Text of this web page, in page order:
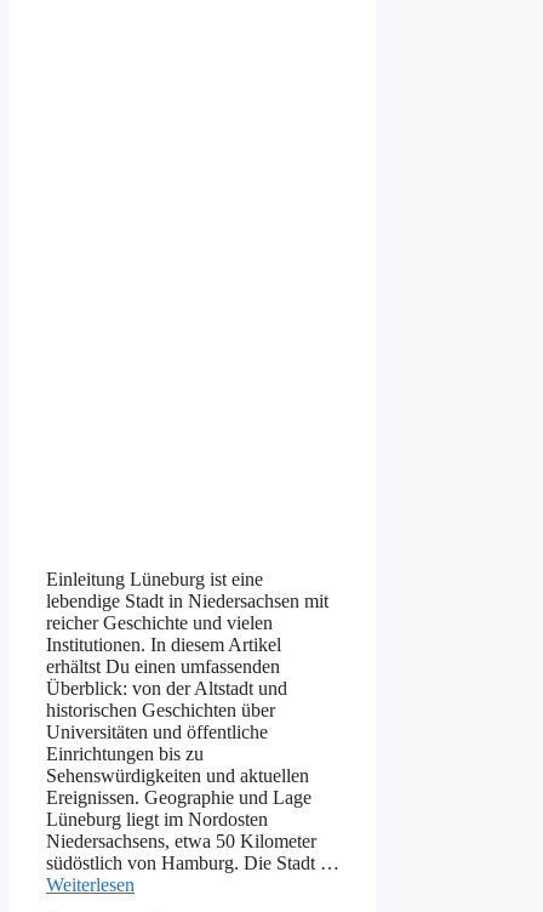
Einleitung Lüneburg ist eine
lebendige Stadt in Niedersachsen mit
reicher Geschichte und vielen
Institutionen. In diesem Artikel
erhältst Du einen umfassenden
Überblick: von der Altstadt und
historischen Geschichten über
Universitäten und öffentliche
Einrichtungen bis zu
Sehenswürdigkeiten und aktuellen
Ereignissen. Geographie und Lage
Lüneburg liegt im Nordosten
Niedersachsens, etwa 50 Kilometer
südöstlich von Hamburg. Die Stadt …
Weiterlesen